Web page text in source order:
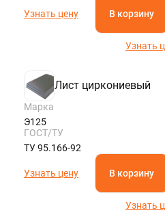
Узнать цену В корзину
Узнать
Лист циркониевый
Марка
Э125
ГОСТ/ТУ
ТУ 95.166-92
Узнать цену В корзину
Узнать